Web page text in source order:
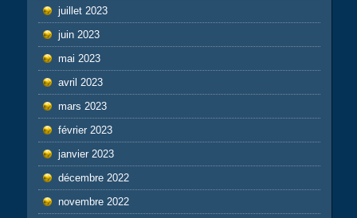
juillet 2023
juin 2023
mai 2023
avril 2023
mars 2023
février 2023
janvier 2023
décembre 2022
novembre 2022